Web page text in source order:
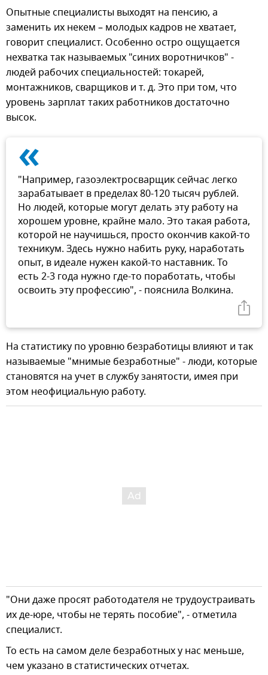
Опытные специалисты выходят на пенсию, а
заменить их некем – молодых кадров не хватает,
говорит специалист. Особенно остро ощущается
нехватка так называемых "синих воротничков" -
людей рабочих специальностей: токарей,
монтажников, сварщиков и т. д. Это при том, что
уровень зарплат таких работников достаточно
высок.
«
"Например, газоэлектросварщик сейчас легко
зарабатывает в пределах 80-120 тысяч рублей.
Но людей, которые могут делать эту работу на
хорошем уровне, крайне мало. Это такая работа,
которой не научишься, просто окончив какой-то
техникум. Здесь нужно набить руку, наработать
опыт, в идеале нужен какой-то наставник. То
есть 2-3 года нужно где-то поработать, чтобы
освоить эту профессию", - пояснила Волкина.
На статистику по уровню безработицы влияют и так
называемые "мнимые безработные" - люди, которые
становятся на учет в службу занятости, имея при
этом неофициальную работу.
"Они даже просят работодателя не трудоустраивать
их де-юре, чтобы не терять пособие", - отметила
специалист.
То есть на самом деле безработных у нас меньше,
чем указано в статистических отчетах.